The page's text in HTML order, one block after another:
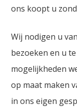
ons koopt u
Wij nodigen u
bezoeken en u
mogelijkheden
op maat maken
in ons eigen